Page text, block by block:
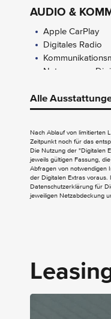
AUDIO &
Apple CarPlay
Digitales Radio
Nutzung von
EXTERIEUR
Aussenspiegel
INTERIEUR
AMG Fussmatten
AMG Line
Lenkradheizung
Mittelkonsole
Alle
Nach Ablauf von limitierten
Zeitpunkt noch für das
Die Nutzung der "Digitalen
jeweils gültigen Fassung,
Abfragen von notwendigen
der Digitalen Extras
Datenschutzerklärung für
jeweiligen Netzabdeckung